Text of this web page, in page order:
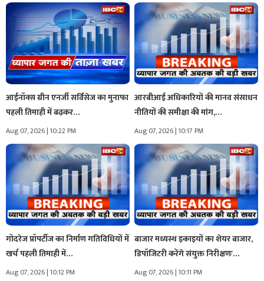
आईनॉक्स ग्रीन एनर्जी सर्विसेज का मुनाफा
पहली तिमाही में बढ़कर…
Aug 07, 2026 | 10:22 PM
आरबीआई अधिकारियों की मानव संसाधन
नीतियों की समीक्षा की मांग,…
Aug 07, 2026 | 10:17 PM
गोदरेज प्रॉपर्टीज का निर्माण गतिविधियों में
खर्च पहली तिमाही में…
Aug 07, 2026 | 10:12 PM
बाजार मध्यस्थ इकाइयों का शेयर बाजार,
डिपॉजिटरी करेंगे संयुक्त निरीक्षणः…
Aug 07, 2026 | 10:11 PM